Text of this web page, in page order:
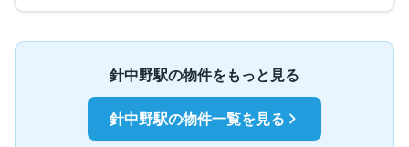
針中野駅の物件をもっと見る
針中野駅の物件一覧を見る